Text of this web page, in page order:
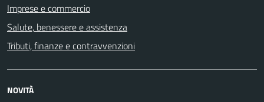
Imprese e commercio
Salute, benessere e assistenza
Tributi, finanze e contravvenzioni
NOVITÀ